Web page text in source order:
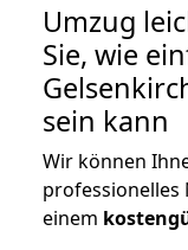
Umzug
Sie, wie
sein kann
Wir können
professionelles
einem